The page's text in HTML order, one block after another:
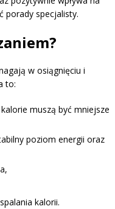
porady specjalisty.
w osiągnięciu i
to:
muszą być mniejsze
poziom energii oraz
kalorii.